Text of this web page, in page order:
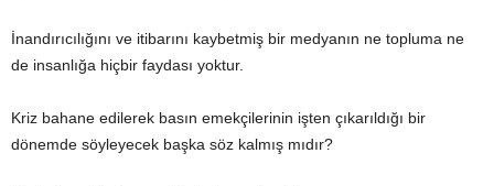
İnandırıcılığını ve itibarını kaybetmiş bir medyanın ne topluma ne
de insanlığa hiçbir faydası yoktur.
Kriz bahane edilerek basın emekçilerinin işten çıkarıldığı bir
dönemde söyleyecek başka söz kalmış mıdır?